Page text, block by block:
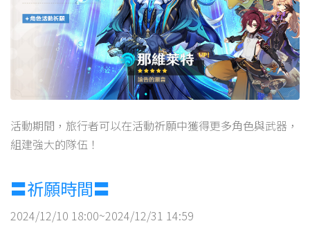
活動期間，旅行者可以在活動祈願中獲得更多角色與武器，
組建強大的隊伍！
〓祈願時間〓
2024/12/10 18:00~2024/12/31 14:59